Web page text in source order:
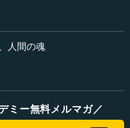
錬の歴史なのです。気が
もしれませんが、人類は
錬するための技術をずっ
考えると金属を生み出す
人間の魂
ミー無料メルマガ／